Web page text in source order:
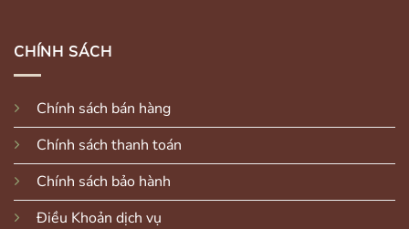
CHÍNH SÁCH
Chính sách bán hàng
Chính sách thanh toán
Chính sách bảo hành
Điều Khoản dịch vụ